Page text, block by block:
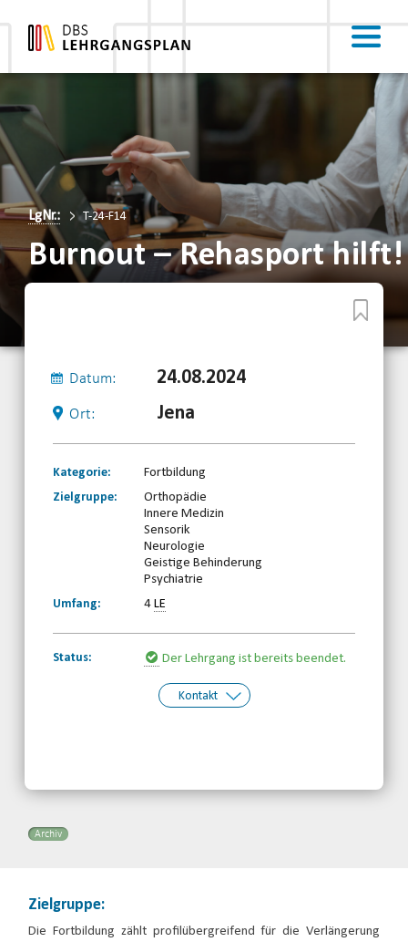
LgNr.: T-24-F14
Burnout – Rehasport hilft!
Datum: 24.08.2024
Ort: Jena
Kategorie:
Fortbildung
Zielgruppe:
Orthopädie
Innere Medizin
Sensorik
Neurologie
Geistige Behinderung
Psychiatrie
Umfang:
4LE
Status: Der Lehrgang ist bereits beendet.
Kontakt
Archiv
Zielgruppe:
Die Fortbildung zählt profilübergreifend für die Verlängerung